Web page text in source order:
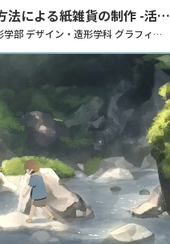
法による紙雑貨の制作 -活版
ンダーの制作-
部 デザイン・造形学科 グラフィッ